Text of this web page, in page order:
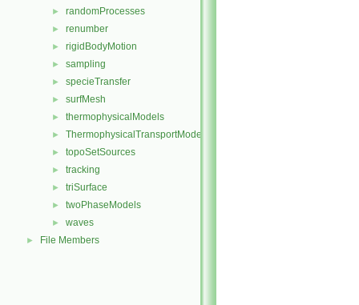
► randomProcesses
► renumber
► rigidBodyMotion
► sampling
► specieTransfer
► surfMesh
► thermophysicalModels
► ThermophysicalTransportModels
► topoSetSources
► tracking
► triSurface
► twoPhaseModels
► waves
► File Members